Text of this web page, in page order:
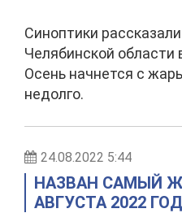
Синоптики
Челябинской области
Осень начнется с
недолго.
24.08.2022 5:44
НАЗВАН САМЫЙ
АВГУСТА 2022